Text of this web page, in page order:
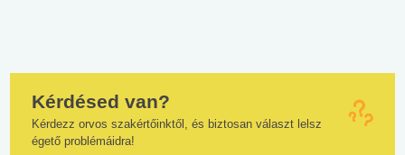
Kérdésed van?
Kérdezz orvos szakértőinktől, és biztosan választ lelsz
égető problémáidra!